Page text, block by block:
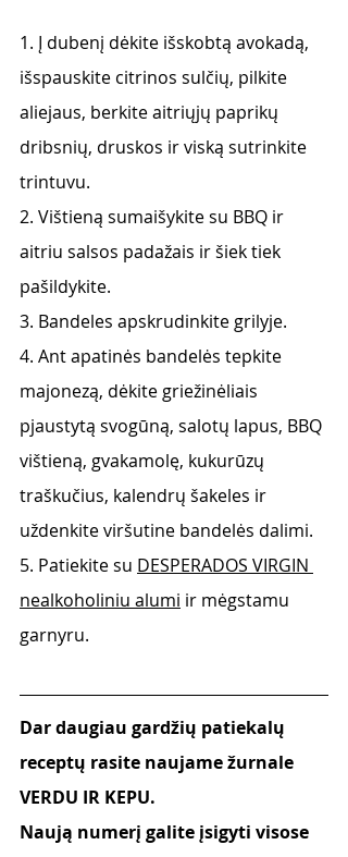
1. Į dubenį dėkite išskobtą avokadą,
išspauskite citrinos sulčių, pilkite
aliejaus, berkite aitriųjų paprikų
dribsnių, druskos ir viską sutrinkite
trintuvu.
2. Vištieną sumaišykite su BBQ ir
aitriu salsos padažais ir šiek tiek
pašildykite.
3. Bandeles apskrudinkite grilyje.
4. Ant apatinės bandelės tepkite
majonezą, dėkite griežinėliais
pjaustytą svogūną, salotų lapus, BBQ
vištieną, gvakamolę, kukurūzų
traškučius, kalendrų šakeles ir
uždenkite viršutine bandelės dalimi.
5. Patiekite su DESPERADOS VIRGIN
nealkoholiniu alumi ir mėgstamu
garnyru.
Dar daugiau gardžių patiekalų
receptų rasite naujame žurnale
VERDU IR KEPU.
Naują numerį galite įsigyti visose